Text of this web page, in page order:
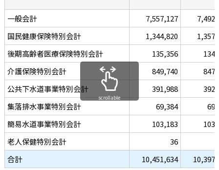
一般会計 7,557,127
国民健康保険特別会計
1,344,820
後期高齢者医療保険特別会計
135,356
介護保険特別会計
849,740
公共下水道事業特別会計
391,988
集落排水事業特別会計
69,384
簡易水道事業特別会計
103,183
老人保健特別会計
36
合計
10,451,634
scrollable